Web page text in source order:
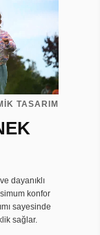
TASARIM
dayanıklı
konfor
sayesinde
sağlar.